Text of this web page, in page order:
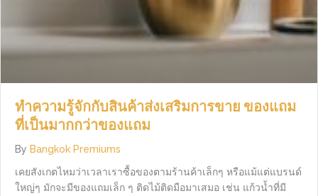
ทำความรู้จักกับสินค้าส่งเสริมการขาย ของแถม
ที่เป็นมากกว่าของแถม
By Bangkok Premiums
เคยสังเกตไหมว่าเวลาเราซื้อของตามร้านค้าเล็กๆ หรือแม้แต่แบรนด์
ใหญ่ๆ มักจะมีของแถมเล็ก ๆ ติดไม้ติดมือมาเสมอ เช่น แก้วน้ำที่มี